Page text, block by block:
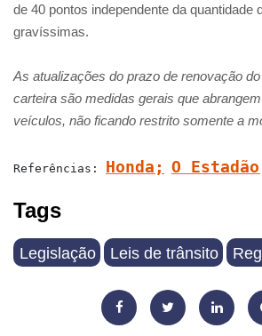
de 40 pontos independente da quantidade
gravíssimas.
As atualizações do prazo de renovação
carteira são medidas gerais que
veículos, não ficando restrito somente a
Referências: Honda; O Estadão
Tags
Legislação Leis de trânsito